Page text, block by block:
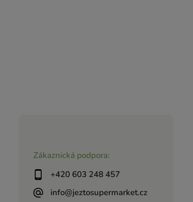
Zákaznická podpora:
+420 603 248 457
info@jeztosupermarket.cz